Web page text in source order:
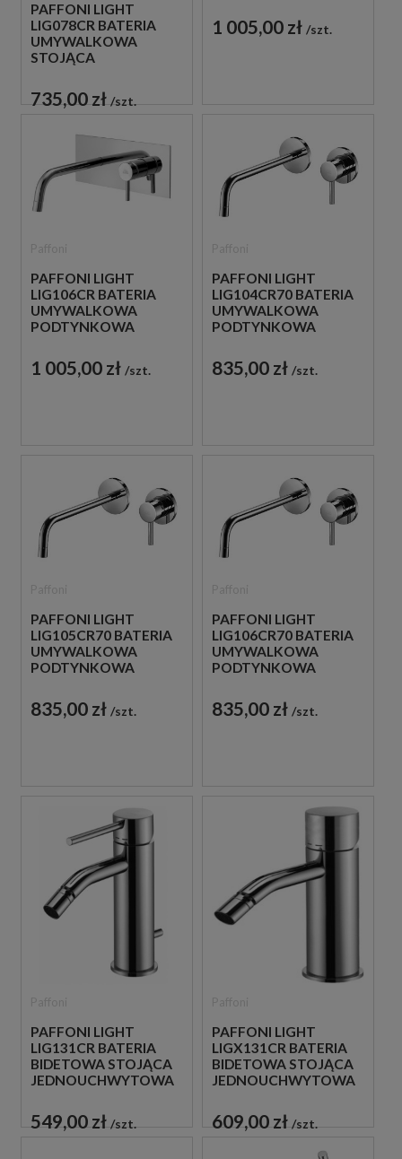
PAFFONI LIGHT
LIG078CR BATERIA
UMYWALKOWA
STOJĄCA
CHROM
735,00 zł szt.
CHROM
1 005,00 zł szt.
PAFFONI LIGHT
LIG106CR BATERIA
UMYWALKOWA
PODTYNKOWA
CHROM
1 005,00 zł szt.
PAFFONI LIGHT
LIG104CR70 BATERIA
UMYWALKOWA
PODTYNKOWA
CHROM
835,00 zł szt.
PAFFONI LIGHT
LIG105CR70 BATERIA
UMYWALKOWA
PODTYNKOWA
CHROM
835,00 zł szt.
PAFFONI LIGHT
LIG106CR70 BATERIA
UMYWALKOWA
PODTYNKOWA
CHROM
835,00 zł szt.
PAFFONI LIGHT
LIG131CR BATERIA
BIDETOWA STOJĄCA
JEDNOUCHWYTOWA
549,00 zł szt.
PAFFONI LIGHT
LIGX131CR BATERIA
BIDETOWA STOJĄCA
JEDNOUCHWYTOWA
609,00 zł szt.